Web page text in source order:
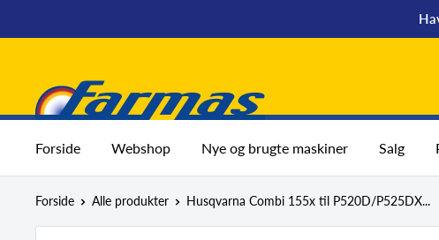
til
Farmas
Forside Webshop Nye og brugte maskiner Salg
Forside Alle produkter Husqvarna Combi 155x til P520D/P525DX...